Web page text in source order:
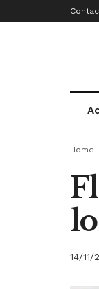
Home
14/11/